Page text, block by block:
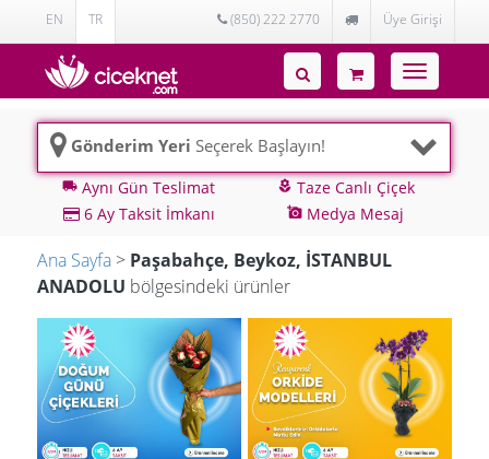
EN TR (850) 222 2770 Üye Girişi
Toggle
navigation
Gönderim Yeri Seçerek Başlayın!
local_shipping Aynı Gün Teslimat local_florist Taze Canlı Çiçek
6 Ay Taksit İmkanı
add_a_photo Medya Mesaj
Ana Sayfa > Paşabahçe, Beykoz, İSTANBUL
ANADOLU bölgesindeki ürünler